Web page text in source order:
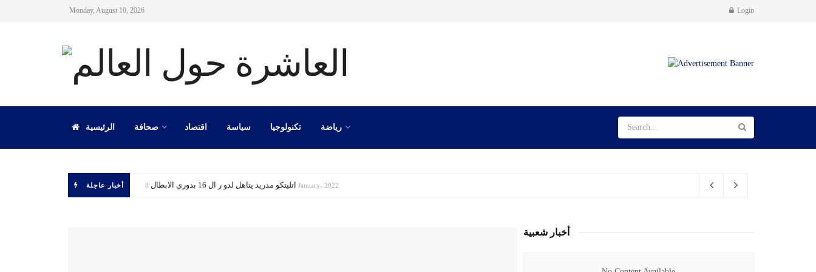
Monday, August 10, 2026 Login
الرئيسية صحافة اقتصاد سياسة تكنولوجيا رياضة
أخبار عاجلة اتليتكو مدريد يتاهل لدو ر ال 16 بدوري الابطال 8 January، 2022
أخبار شعبية